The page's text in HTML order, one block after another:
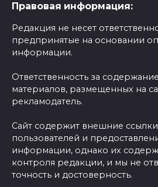
Правовая информация:
Редакция не несет
предпринятые на основании
информации.
Ответственность за
материалов, размещенных на
рекламодатель.
Сайт содержит внешние ссылки
пользователей и
информации, однако их
контроля редакции, и мы не
точность и достоверность.